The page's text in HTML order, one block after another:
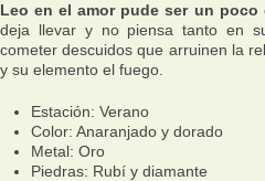
Leo en el amor pude ser un poco
deja llevar y no piensa tanto en
cometer descuidos que arruinen la
y su elemento el fuego.
Estación: Verano
Color: Anaranjado y dorado
Metal: Oro
Piedras: Rubí y diamante